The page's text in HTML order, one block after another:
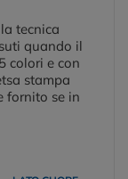
tecnica
quando il
colori e con
stampa
fornito se in